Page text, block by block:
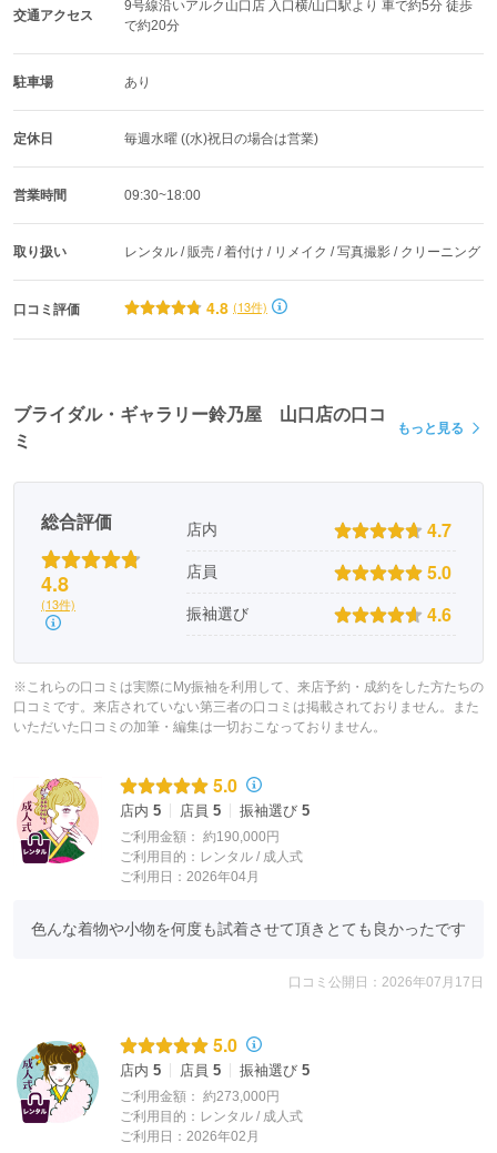
交通アクセス
9号線沿いアルク山口店 入口横/山口駅より 車で約5分 徒歩
で約20分
駐車場 あり
定休日 毎週水曜 ((水)祝日の場合は営業)
営業時間 09:30~18:00
取り扱い レンタル / 販売 / 着付け / リメイク / 写真撮影 / クリーニング
口コミ評価 4.8 (13件)
ブライダル・ギャラリー鈴乃屋 山口店の口コ
ミ
もっと見る
総合評価
4.8
(13件)
店内 4.7
店員 5.0
振袖選び 4.6
※これらの口コミは実際にMy振袖を利用して、来店予約・成約をした方たちの
口コミです。来店されていない第三者の口コミは掲載されておりません。また
いただいた口コミの加筆・編集は一切おこなっておりません。
5.0
店内 5 店員 5 振袖選び 5
ご利用金額： 約190,000円
ご利用目的： レンタル / 成人式
ご利用日：2026年04月
色んな着物や小物を何度も試着させて頂きとても良かったです
口コミ公開日：2026年07月17日
5.0
店内 5 店員 5 振袖選び 5
ご利用金額： 約273,000円
ご利用目的： レンタル / 成人式
ご利用日：2026年02月